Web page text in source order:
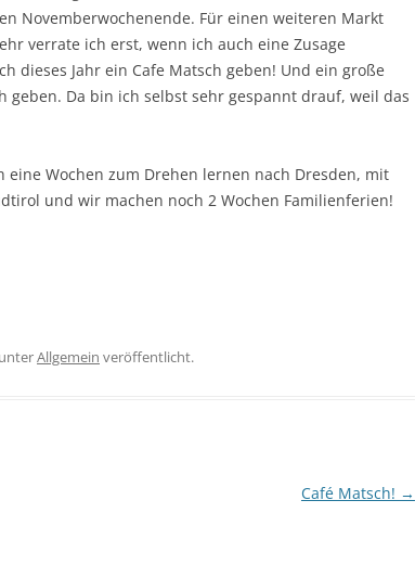
Novemberwochenende. Für einen weiteren Markt
verrate ich erst, wenn ich auch eine Zusage
dieses Jahr ein Cafe Matsch geben! Und ein große
geben. Da bin ich selbst sehr gespannt drauf, weil das
eine Wochen zum Drehen lernen nach Dresden, mit
und wir machen noch 2 Wochen Familienferien!
unterAllgemein veröffentlicht.
Café Matsch! →